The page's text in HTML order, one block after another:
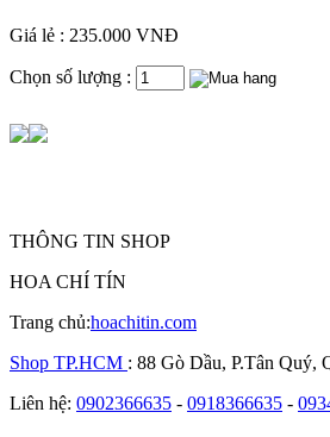
Giá lẻ : 235.000 VNĐ
Chọn số lượng :
THÔNG TIN SHOP
HOA CHÍ TÍN
Trang chủ:hoachitin.com
Shop TP.HCM : 88 Gò Dầu, P.Tân Quý,
Liên hệ: 0902366635 - 0918366635 -